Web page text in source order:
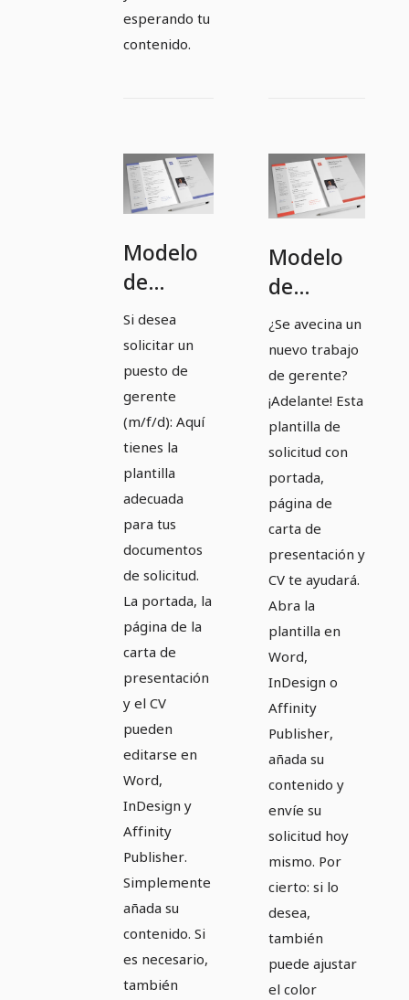
esperando tu
contenido.
Modelo
de
solicitud
de
empleo
para
gerente
(h/m/d)
de color
lila
Si desea
solicitar un
puesto de
gerente
(m/f/d): Aquí
tienes la
plantilla
adecuada
para tus
documentos
de solicitud.
La portada, la
página de la
carta de
presentación
y el CV
pueden
editarse en
Word,
InDesign y
Affinity
Publisher.
Simplemente
añada su
contenido. Si
es necesario,
también
Modelo
de
solicitud
de
empleo
para
gerente
(h/m/d)
color
salmón
¿Se avecina un
nuevo trabajo
de gerente?
¡Adelante! Esta
plantilla de
solicitud con
portada,
página de
carta de
presentación y
CV te ayudará.
Abra la
plantilla en
Word,
InDesign o
Affinity
Publisher,
añada su
contenido y
envíe su
solicitud hoy
mismo. Por
cierto: si lo
desea,
también
puede ajustar
el color